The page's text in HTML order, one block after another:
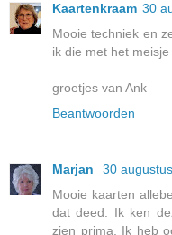
Kaartenkraam 30
Mooie techniek en
ik die met het
groetjes van Ank
Beantwoorden
Marjan
30
Mooie kaarten
dat deed. Ik ken
zien prima. Ik heb